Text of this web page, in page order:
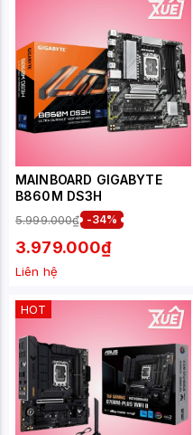
MAINBOARD GIGABYTE
B860M DS3H
5.999.000₫ -34%
3.979.000₫
Liên hệ
HOT